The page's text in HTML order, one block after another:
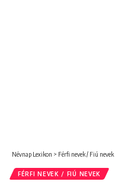
Névnap Lexikon > Férfi nevek / Fiú nevek
FÉRFI NEVEK / FIÚ NEVEK